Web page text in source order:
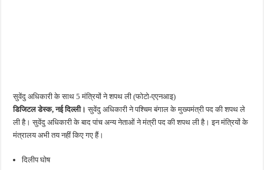
सुवेंदु अधिकारी के साथ 5 मंत्रियों ने शपथ ली (फोटो-एएनआइ)
डिजिटल डेस्क, नई दिल्ली। सुवेंदु अधिकारी ने पश्चिम बंगाल के मुख्यमंत्री पद की शपथ ले
ली है। सुवेंदु अधिकारी के बाद पांच अन्य नेताओं ने मंत्री पद की शपथ ली है। इन मंत्रियों के
मंत्रालय अभी तय नहीं किए गए हैं।
दिलीप घोष